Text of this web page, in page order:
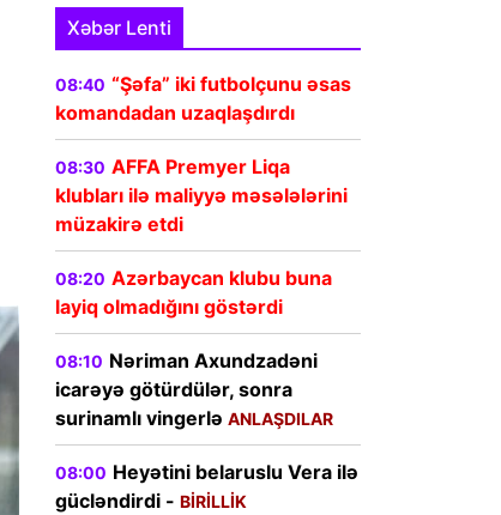
Xəbər Lenti
08:40 “Şəfa” iki futbolçunu əsas
komandadan uzaqlaşdırdı
08:30 AFFA Premyer Liqa
klubları ilə maliyyə məsələlərini
müzakirə etdi
08:20 Azərbaycan klubu buna
layiq olmadığını göstərdi
08:10 Nəriman Axundzadəni
icarəyə götürdülər, sonra
surinamlı vingerlə ANLAŞDILAR
08:00 Heyətini belaruslu Vera ilə
gücləndirdi - BİRİLLİK